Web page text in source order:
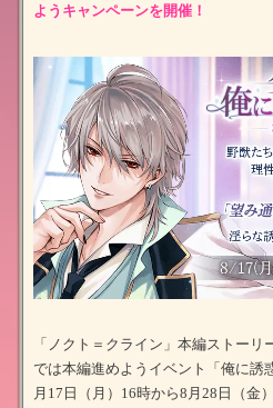
ようキャンペーンを開催！
「ノクト＝クライン」本編ストー
では本編進めようイベント「俺に誘
月17日（月）16時から8月28日（金